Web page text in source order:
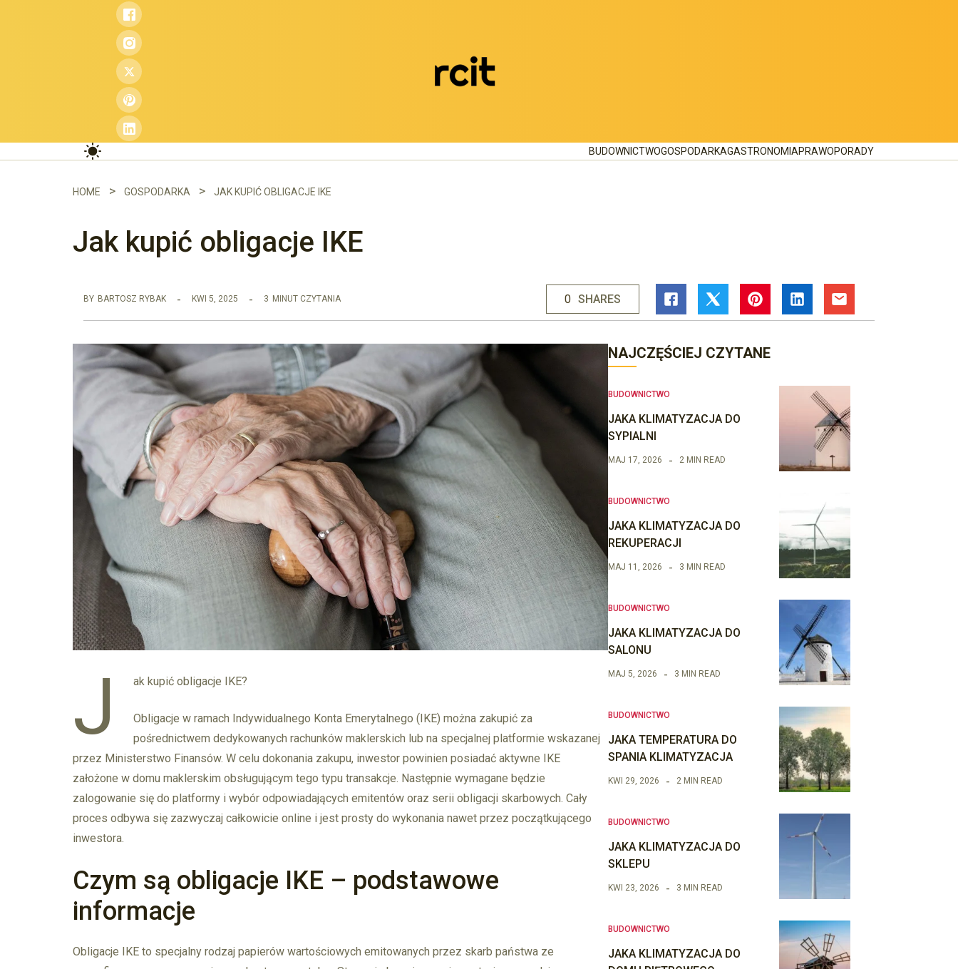
BUDOWNICTWOGOSPODARKAGASTRONOMIAPRAWOPORADY
HOME GOSPODARKA JAK KUPIĆ OBLIGACJE IKE
Jak kupić obligacje IKE
BY BARTOSZ RYBAK KWI 5, 2025 3 MINUT CZYTANIA 0 SHARES
J ak kupić obligacje IKE?
Obligacje w ramach Indywidualnego Konta Emerytalnego (IKE) można zakupić za
pośrednictwem dedykowanych rachunków maklerskich lub na specjalnej platformie wskazanej
przez Ministerstwo Finansów. W celu dokonania zakupu, inwestor powinien posiadać aktywne IKE
założone w domu maklerskim obsługującym tego typu transakcje. Następnie wymagane będzie
zalogowanie się do platformy i wybór odpowiadających emitentów oraz serii obligacji skarbowych. Cały
proces odbywa się zazwyczaj całkowicie online i jest prosty do wykonania nawet przez początkującego
inwestora.
Czym są obligacje IKE – podstawowe
informacje
Obligacje IKE to specjalny rodzaj papierów wartościowych emitowanych przez skarb państwa ze
NAJCZĘŚCIEJ CZYTANE
BUDOWNICTWO
JAKA KLIMATYZACJA DO
SYPIALNI
MAJ 17, 2026 2 MIN READ
BUDOWNICTWO
JAKA KLIMATYZACJA DO
REKUPERACJI
MAJ 11, 2026 3 MIN READ
BUDOWNICTWO
JAKA KLIMATYZACJA DO
SALONU
MAJ 5, 2026 3 MIN READ
BUDOWNICTWO
JAKA TEMPERATURA DO
SPANIA KLIMATYZACJA
KWI 29, 2026 2 MIN READ
BUDOWNICTWO
JAKA KLIMATYZACJA DO
SKLEPU
KWI 23, 2026 3 MIN READ
BUDOWNICTWO
JAKA KLIMATYZACJA DO